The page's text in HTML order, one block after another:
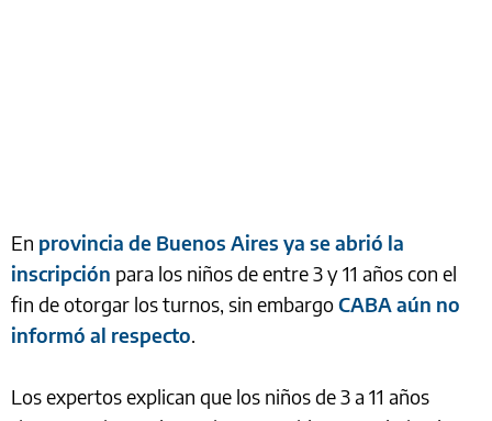
En provincia de Buenos Aires ya se abrió la
inscripción para los niños de entre 3 y 11 años con el
fin de otorgar los turnos, sin embargoCABA aún no
informó al respecto.
Los expertos explican que los niños de 3 a 11 años